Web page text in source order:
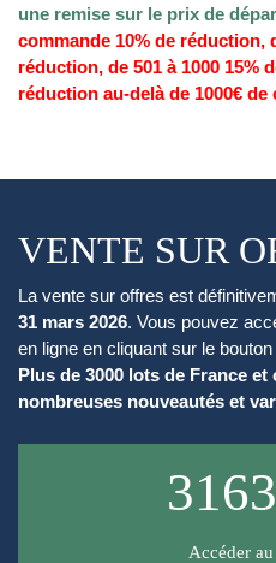
une remise sur le prix de
commande 10% de réduction,
réduction, de 501 à 1000 15%
réduction au-delà de 1000€ de
VENTE SUR
La vente sur offres est
31 mars 2026. Vous pouvez
en ligne en cliquant sur le
Plus de 3000 lots de France
nombreuses nouveautés et
3163
Accéder